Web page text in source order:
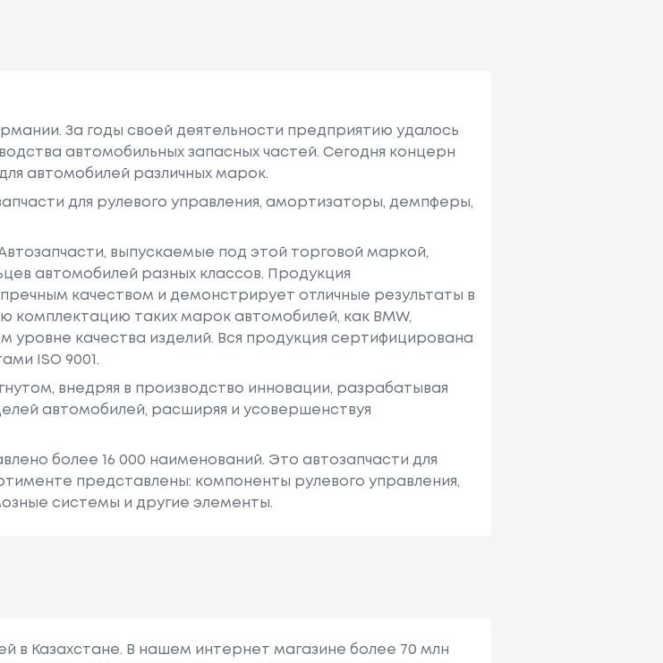
За годы своей деятельности предприятию удалось
автомобильных запасных частей. Сегодня концерн
автомобилей различных марок.
для рулевого управления, амортизаторы, демпферы,
выпускаемые под этой торговой маркой,
автомобилей разных классов. Продукция
качеством и демонстрирует отличные результаты в
комплектацию таких марок автомобилей, как BMW,
уровне качества изделий. Вся продукция сертифицирована
ISO 9001.
внедряя в производство инновации, разрабатывая
автомобилей, расширяя и усовершенствуя
более 16 000 наименований. Это автозапчасти для
представлены: компоненты рулевого управления,
системы и другие элементы.
в Казахстане. В нашем интернет магазине более 70 млн